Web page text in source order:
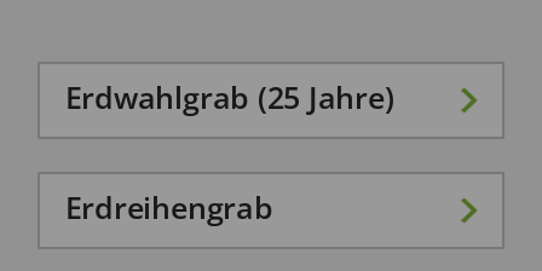
Erdwahlgrab (25 Jahre)
Erdreihengrab